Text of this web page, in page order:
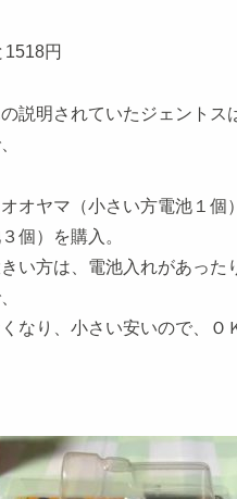
1518円
説明されていたジェントス
オヤマ（小さい方電池１個
個）を購入。
い方は、電池入れがあった
なり、小さい安いので、Ｏ